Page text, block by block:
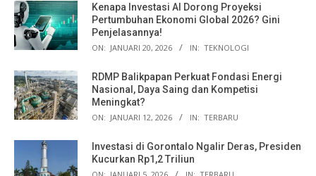
Kenapa Investasi AI Dorong Proyeksi
Pertumbuhan Ekonomi Global 2026? Gini
Penjelasannya!
ON: JANUARI 20, 2026 IN: TEKNOLOGI
RDMP Balikpapan Perkuat Fondasi Energi
Nasional, Daya Saing dan Kompetisi
Meningkat?
ON: JANUARI 12, 2026 IN: TERBARU
Investasi di Gorontalo Ngalir Deras, Presiden
Kucurkan Rp1,2 Triliun